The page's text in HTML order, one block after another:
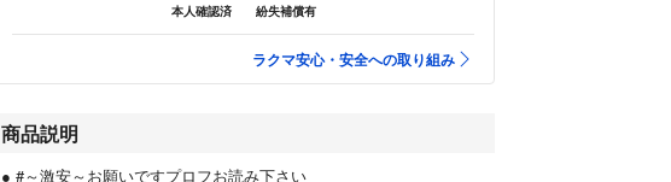
本人確認済 紛失補償有
ラクマ安心・安全への取り組み
商品説明
● #～激安～お願いですプロフお読み下さい